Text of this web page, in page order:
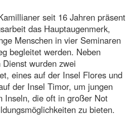
seit 16 Jahren präsent
das Hauptaugenmerk,
Menschen in vier Seminaren
begleitet werden. Neben
wurden zwei
eines auf der Insel Flores und
der Insel Timor, um jungen
Inseln, die oft in großer Not
zu bieten.